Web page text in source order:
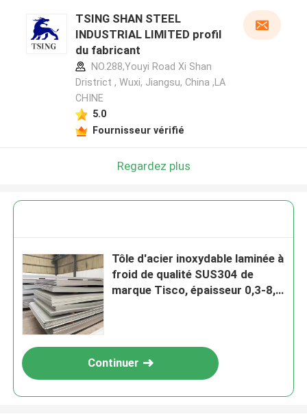
TSING SHAN STEEL
INDUSTRIAL LIMITED profil
du fabricant
NO.288,Youyi Road Xi Shan
Dristrict , Wuxi, Jiangsu, China ,LA
CHINE
5.0
Fournisseur vérifié
Regardez plus
Tôle d'acier inoxydable laminée à
froid de qualité SUS304 de
marque Tisco, épaisseur 0,3-8,0
Continuer